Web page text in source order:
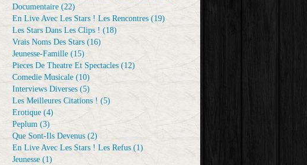
Documentaire (22)
En Live Avec Les Stars ! Les Rencontres (19)
Les Stars Dans Les Clips ! (18)
Vrais Noms Des Stars (16)
Jeunesse-Famille (15)
Pieces De Theatre Et Spectacles (12)
Comedie Musicale (10)
Interviews Diverses (5)
Les Meilleures Citations ! (5)
Erotique (4)
Peplum (3)
Que Sont-Ils Devenus (2)
En Live Avec Les Stars ! Les Refus (1)
Jeunesse (1)